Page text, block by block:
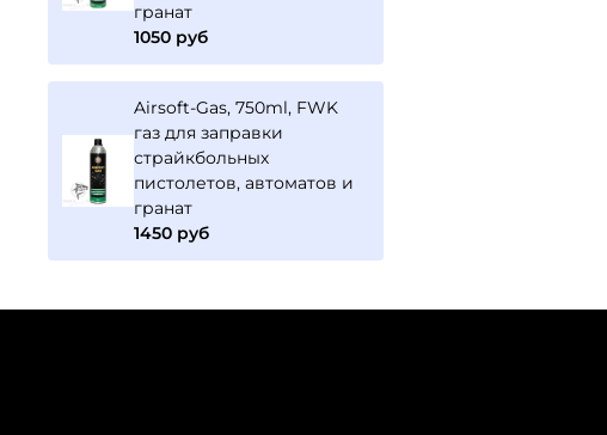
гранат
1050 руб
Airsoft-Gas, 750ml, FWK
газ для заправки
страйкбольных
пистолетов, автоматов и
гранат
1450 руб